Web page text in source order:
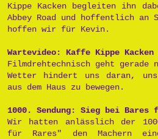
Kippe Kacken begleiten ihn
Abbey Road und hoffentlich an
hoffen wir für Kevin.
Wartevideo: Kaffe Kippe
Filmdrehtechnisch geht
Wetter hindert uns daran,
aus dem Haus zu bewegen.
1000. Sendung: Sieg bei Bares
Wir hatten anlässlich der
für Rares" den Machern